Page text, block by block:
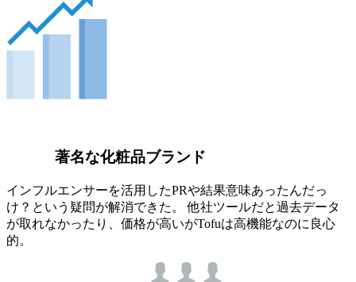
著名な化粧品ブランド
インフルエンサーを活用したPRや結果意味あったんだっ
け？という疑問が解消できた。 他社ツールだと過去データ
が取れなかったり、価格が高いがTofuは高機能なのに良心
的。